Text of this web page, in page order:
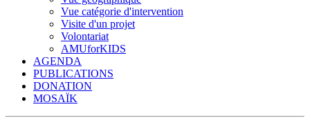
Vue catégorie d'intervention
Visite d'un projet
Volontariat
AMUforKIDS
AGENDA
PUBLICATIONS
DONATION
MOSAÏK